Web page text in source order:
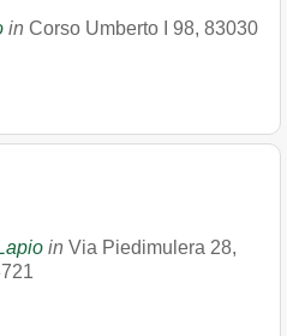
in Corso Umberto I 98, 83030
in Via Piedimulera 28,